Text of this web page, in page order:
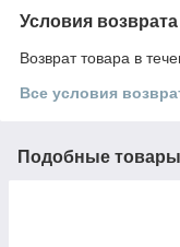
Условия возврата
Возврат товара в
Все условия
Подобные